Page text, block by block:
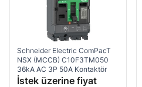
Schneider Electric ComPacT
NSX (MCCB) C10F3TM050
36kA AC 3P 50A Kontaktör
İstek üzerine fiyat